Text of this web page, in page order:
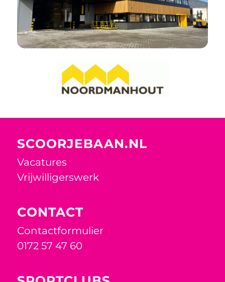
SCOORJEBAAN.NL
Vacatures
Vrijwilligerswerk
CONTACT
Contactformulier
0172 57 47 60